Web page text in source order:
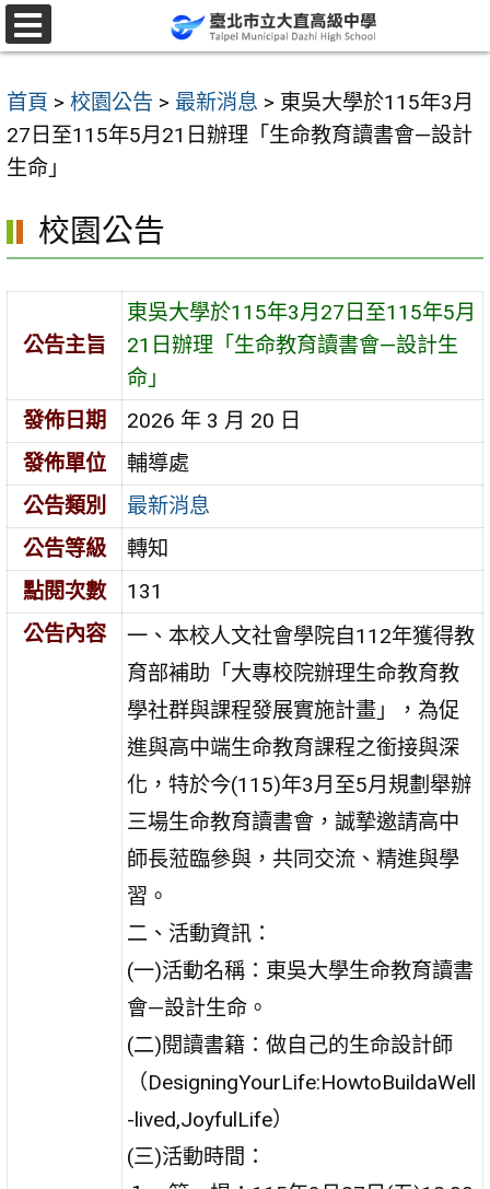
跳
至
要
內
容
首頁 > 校園公告 > 最新消息 > 東吳大學於115年3月
27日至115年5月21日辦理「生命教育讀書會—設計
生命」
校園公告
公告主旨
東吳大學於115年3月27日至115年5月
21日辦理「生命教育讀書會—設計生
命」
發佈日期
2026 年 3 月 20 日
發佈單位
輔導處
公告類別
最新消息
公告等級
轉知
點閱次數
131
公告內容
一、本校人文社會學院自112年獲得教
育部補助「大專校院辦理生命教育教
學社群與課程發展實施計畫」，為促
進與高中端生命教育課程之銜接與深
化，特於今(115)年3月至5月規劃舉辦
三場生命教育讀書會，誠摯邀請高中
師長蒞臨參與，共同交流、精進與學
習。
二、活動資訊：
(一)活動名稱：東吳大學生命教育讀書
會—設計生命。
(二)閱讀書籍：做自己的生命設計師
（DesigningYourLife:HowtoBuildaWell
-lived,JoyfulLife）
(三)活動時間：
選
單